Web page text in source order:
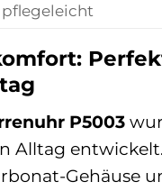
pflegeleicht
P5003
Alltag
Gehäuse